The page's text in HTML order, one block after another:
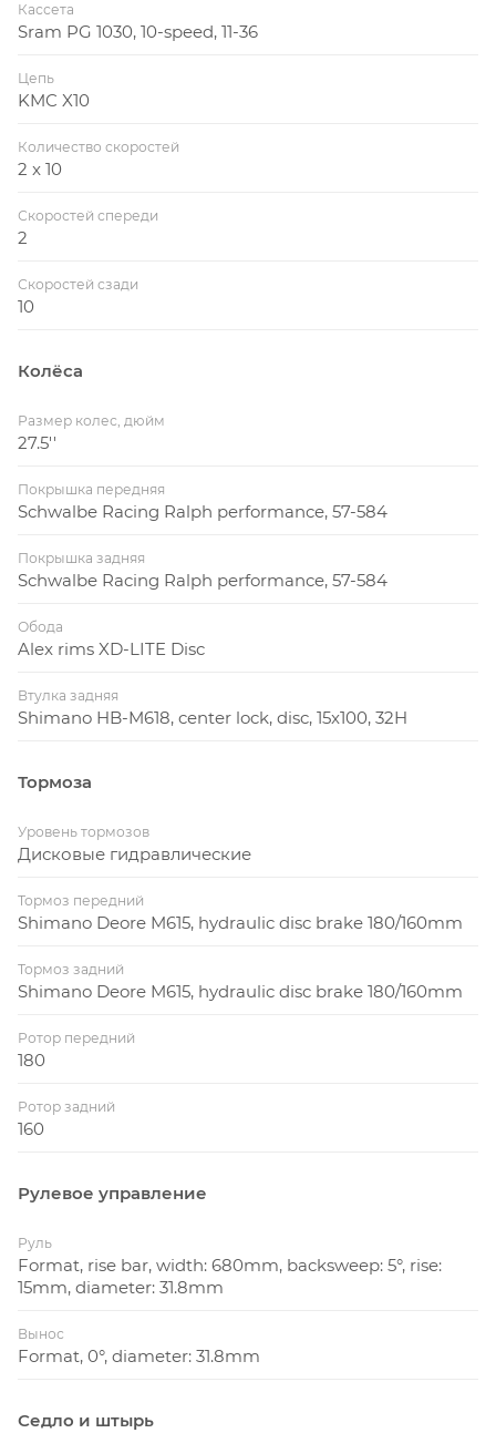
Кассета
Sram PG 1030, 10-speed, 11-36
Цепь
KMC X10
Количество скоростей
2 x 10
Скоростей спереди
2
Скоростей сзади
10
Колёса
Размер колес, дюйм
27.5''
Покрышка передняя
Schwalbe Racing Ralph performance, 57-584
Покрышка задняя
Schwalbe Racing Ralph performance, 57-584
Обода
Alex rims XD-LITE Disc
Втулка задняя
Shimano HB-M618, center lock, disc, 15x100, 32H
Тормоза
Уровень тормозов
Дисковые гидравлические
Тормоз передний
Shimano Deore M615, hydraulic disc brake 180/160mm
Тормоз задний
Shimano Deore M615, hydraulic disc brake 180/160mm
Ротор передний
180
Ротор задний
160
Рулевое управление
Руль
Format, rise bar, width: 680mm, backsweep: 5°, rise:
15mm, diameter: 31.8mm
Вынос
Format, 0°, diameter: 31.8mm
Седло и штырь